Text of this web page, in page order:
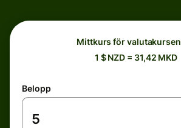
Mittkurs för valutakursen
1 $ NZD = 31,42 MKD
Belopp